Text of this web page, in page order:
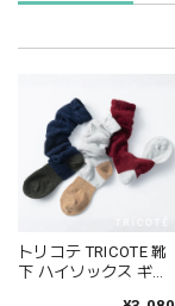
トリコテ TRICOTE 靴
下 ハイソックス ギャ